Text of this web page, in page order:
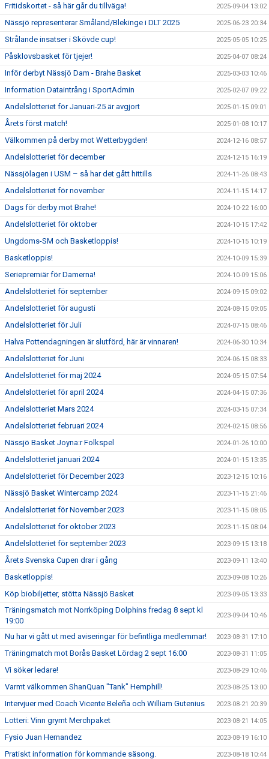
Fritidskortet - så här går du tillväga! 2025-09-04 13:02
Nässjö representerar Småland/Blekinge i DLT 2025 2025-06-23 20:34
Strålande insatser i Skövde cup! 2025-05-05 10:25
Påsklovsbasket för tjejer! 2025-04-07 08:24
Inför derbyt Nässjö Dam - Brahe Basket 2025-03-03 10:46
Information Dataintrång i SportAdmin 2025-02-07 09:22
Andelslotteriet för Januari-25 är avgjort 2025-01-15 09:01
Årets först match! 2025-01-08 10:17
Välkommen på derby mot Wetterbygden! 2024-12-16 08:57
Andelslotteriet för december 2024-12-15 16:19
Nässjölagen i USM – så har det gått hittills 2024-11-26 08:43
Andelslotteriet för november 2024-11-15 14:17
Dags för derby mot Brahe! 2024-10-22 16:00
Andelslotteriet för oktober 2024-10-15 17:42
Ungdoms-SM och Basketloppis! 2024-10-15 10:19
Basketloppis! 2024-10-09 15:39
Seriepremiär för Damerna! 2024-10-09 15:06
Andelslotteriet för september 2024-09-15 09:02
Andelslotteriet för augusti 2024-08-15 09:05
Andelslotteriet för Juli 2024-07-15 08:46
Halva Pottendagningen är slutförd, här är vinnaren! 2024-06-30 10:34
Andelslotteriet för Juni 2024-06-15 08:33
Andelslotteriet för maj 2024 2024-05-15 07:54
Andelslotteriet för april 2024 2024-04-15 07:36
Andelslotteriet Mars 2024 2024-03-15 07:34
Andelslotteriet februari 2024 2024-02-15 08:56
Nässjö Basket Joyna:r Folkspel 2024-01-26 10:00
Andelslotteriet januari 2024 2024-01-15 13:35
Andelslotteriet för December 2023 2023-12-15 10:16
Nässjö Basket Wintercamp 2024 2023-11-15 21:46
Andelslotteriet för November 2023 2023-11-15 08:05
Andelslotteriet för oktober 2023 2023-11-15 08:04
Andelslotteriet för september 2023 2023-09-15 13:18
Årets Svenska Cupen drar i gång 2023-09-11 13:40
Basketloppis! 2023-09-08 10:26
Köp biobiljetter, stötta Nässjö Basket 2023-09-05 13:33
Träningsmatch mot Norrköping Dolphins fredag 8 sept kl
19:00
2023-09-04 10:46
Nu har vi gått ut med aviseringar för befintliga medlemmar! 2023-08-31 17:10
Träningmatch mot Borås Basket Lördag 2 sept 16:00 2023-08-31 11:05
Vi söker ledare! 2023-08-29 10:46
Varmt välkommen ShanQuan "Tank" Hemphill! 2023-08-25 13:00
Intervjuer med Coach Vicente Beleña och William Gutenius 2023-08-21 20:39
Lotteri: Vinn grymt Merchpaket 2023-08-21 14:05
Fysio Juan Hernandez 2023-08-19 16:10
Pratiskt information för kommande säsong. 2023-08-18 10:44